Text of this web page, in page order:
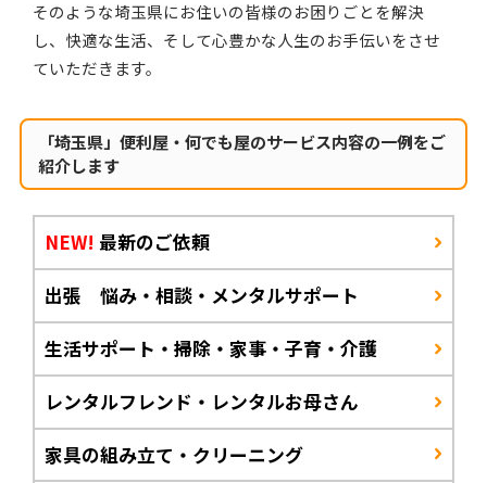
そのような埼玉県にお住いの皆様のお困りごとを解決
し、快適な生活、そして心豊かな人生のお手伝いをさせ
ていただきます。
「埼玉県」便利屋・何でも屋のサービス内容の一例をご
紹介します
NEW! 最新のご依頼
出張 悩み・相談・メンタルサポート
生活サポート・掃除・家事・子育・介護
レンタルフレンド・レンタルお母さん
家具の組み立て・クリーニング